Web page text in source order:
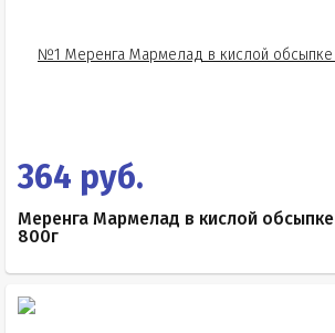
364 руб.
Меренга Мармелад в кислой
800г